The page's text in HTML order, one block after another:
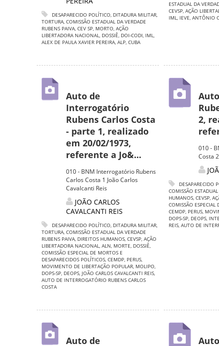
DESAPARECIDO POLÍTICO, DITADURA MILITAR,
TORTURA, COMISSÃO ESTADUAL DA VERDADE
RUBENS PAIVA, CEV SP, MORTO, AÇÃO
LIBERTADORA NACIONAL, DOSSIÊ, DOI-CODI, IML,
ALEX DE PAULA XAVIER PEREIRA, ALP, CUBA
ESTADUAL DA
CEVSP, AÇÃO
IML, IEVE, ANTÔNIO
Auto de
Interrogatório
Rubens Carlos Costa
- parte 1, realizado
em 20/02/1973,
referente a Jo&...
010 - BNM Interrogatório Rubens
Carlos Costa 1 João Carlos
Cavalcanti Reis
JOÃO CARLOS
CAVALCANTI REIS
DESAPARECIDO POLÍTICO, DITADURA MILITAR,
TORTURA, COMISSÃO ESTADUAL DA VERDADE
RUBENS PAIVA, DIREITOS HUMANOS, CEVSP, AÇÃO
LIBERTADORA NACIONAL, ALN, MORTE, DOSSIÊ,
COMISSÃO ESPECIAL DE MORTOS E
DESAPARECIDOS POLÍTICOS, CEMDP, PERUS,
MOVIMENTO DE LIBERTAÇÃO POPULAR, MOLIPO,
DOPS-SP, DEOPS, JOÃO CARLOS CAVALCANTI REIS,
AUTO DE INTERROGATÓRIO RUBENS CARLOS
COSTA
2,
010 -
Costa
DESAPARECIDO
COMISSÃO
HUMANOS, CEVSP,
COMISSÃO ESPECIAL
CEMDP, PERUS,
DOPS-SP, DEOPS,
REIS, AUTO DE
Auto de